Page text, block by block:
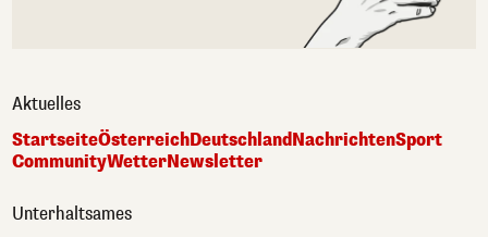
Aktuelles
StartseiteÖsterreichDeutschlandNachrichtenSport
CommunityWetterNewsletter
Unterhaltsames